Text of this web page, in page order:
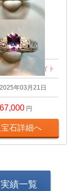
ドライト
ング
アレキサンドライト
2025年03月21日
67,000 円
石詳細へ
績一覧